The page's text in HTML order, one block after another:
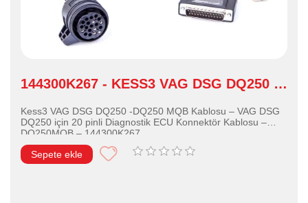
144300K267 - KESS3 VAG DSG DQ250 –
Kess3 VAG DSG DQ250 -DQ250 MQB Kablosu – VAG DSG
DQ250 için 20 pinli Diagnostik ECU Konnektör Kablosu –
DQ250MQB – 144300K267
Sepete ekle